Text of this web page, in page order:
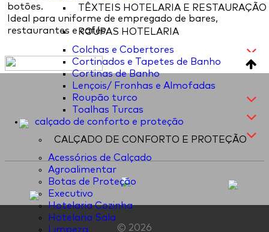
TÊXTEIS HOTELARIA E RESTAURAÇÃO
ROUPAS HOTELARIA
Colchas e Cobertores
Cortinados e Tapetes de Banho
Cortinas de Banho
Lençois/ Fronhas e Almofadas
Roupão turco
Toalhas Turcas
calçado de conforto e proteção
CALÇADO DE CONFORTO E PROTEÇÃO
Acessórios de Calçado
Agroalimentar
Botas de Proteção
Executivo
Hotelaria Cozinha
Hotelaria Sala
Limpeza
botões.
Ideal para uniforme de empregado de bares,
restaurantes e cafés.
© 2026